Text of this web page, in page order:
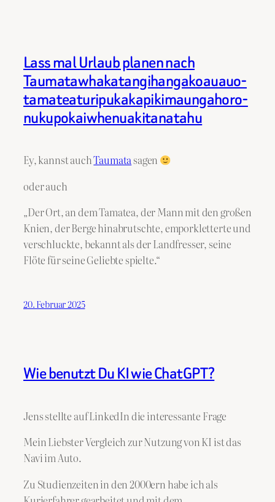
Lass mal Urlaub planen nach
Taumata­whakatangihanga­koauau­o­
tamatea­turi­pukaka­piki­maunga­horo­
nuku­pokai­whenua­ki­tana­tahu
Ey, kannst auchTaumatasagen
oder auch
„Der Ort, an dem Tamatea, der Mann mit den großen
Knien, der Berge hinabrutschte, emporkletterte und
verschluckte, bekannt als der Landfresser, seine
Flöte für seine Geliebte spielte.“
20. Februar 2025
Wie benutzt Du KI wie ChatGPT?
Jens stellte auf LinkedIn die interessante Frage
Mein Liebster Vergleich zur Nutzung von KI ist das
Navi im Auto.
Zu Studienzeiten in den 2000ern habe ich als